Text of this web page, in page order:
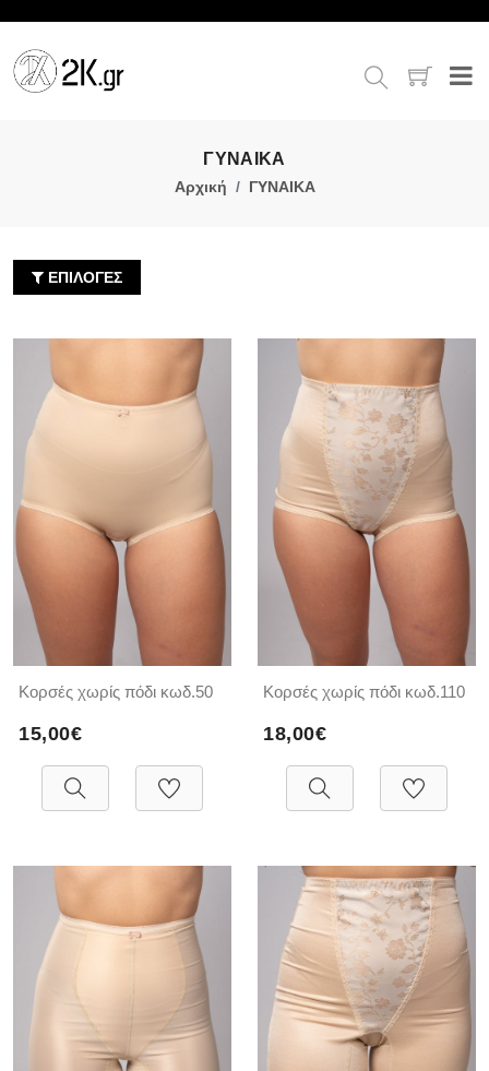
ΓΥΝΑΙΚΑ
Αρχική ΓΥΝΑΙΚΑ
ΕΠΙΛΟΓΕΣ
Κορσές χωρίς πόδι κωδ.50
15,00€
Κορσές χωρίς πόδι κωδ.110
18,00€